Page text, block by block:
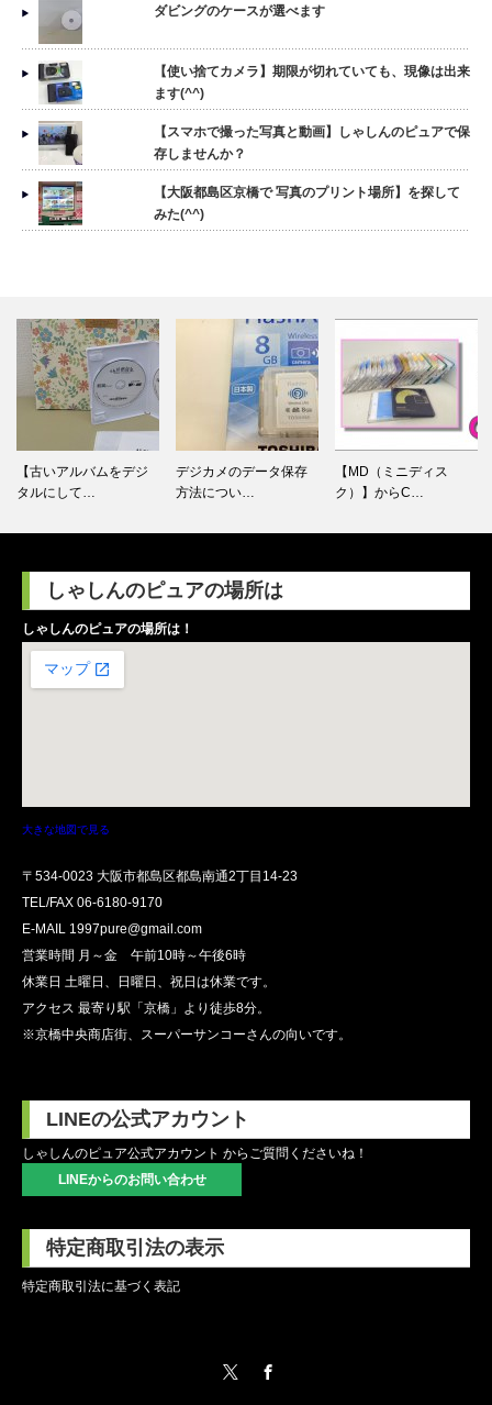
ダビングのケースが選べます
【使い捨てカメラ】期限が切れていても、現像は出来
ます(^^)
【スマホで撮った写真と動画】しゃしんのピュアで保
存しませんか？
【大阪都島区京橋で 写真のプリント場所】を探して
みた(^^)
デジカメのデータ保存
方法につい…
【MD（ミニディス
ク）】からC…
【ケース外側が破損し
たビデオテ…
しゃしんのピュアの場所は
しゃしんのピュアの場所は！
大きな地図で見る
〒534-0023 大阪市都島区都島南通2丁目14-23
TEL/FAX 06-6180-9170
E-MAIL 1997pure@gmail.com
営業時間 月～金 午前10時～午後6時
休業日 土曜日、日曜日、祝日は休業です。
アクセス 最寄り駅「京橋」より徒歩8分。
※京橋中央商店街、スーパーサンコーさんの向いです。
LINEの公式アカウント
しゃしんのピュア公式アカウント からご質問くださいね！
LINEからのお問い合わせ
特定商取引法の表示
特定商取引法に基づく表記